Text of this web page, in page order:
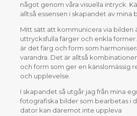
något genom våra visuella intryck.
alltså essensen i skapandet av mina
Mitt sätt att kommunicera via bilden
uttrycksfulla färger och enkla
är det färg och form som
varandra. Det är alltså
och form som ger en känslomässig
och upplevelse.
I skapandet så utgår jag från mina
fotografiska bilder som bearbetas i
dator kan däremot inte uppleva